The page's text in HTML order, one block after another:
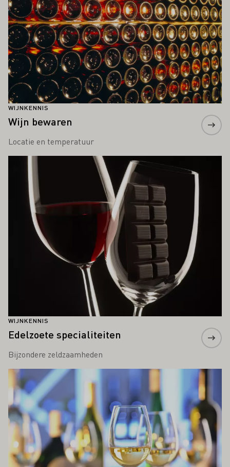
WIJNKENNIS
Wijn bewaren
Locatie en temperatuur
WIJNKENNIS
Edelzoete specialiteiten
Bijzondere zeldzaamheden
Meer informatie